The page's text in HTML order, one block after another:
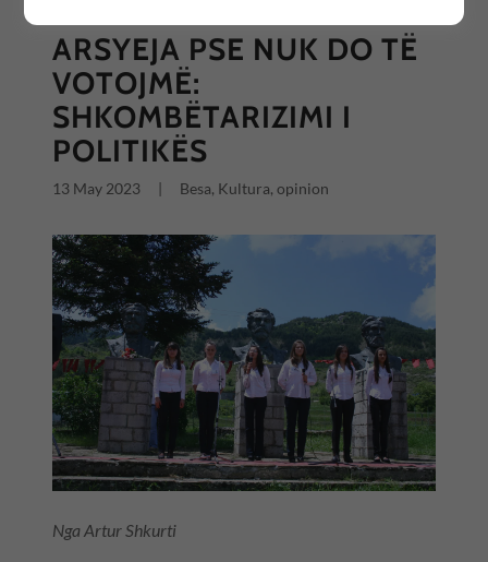
ARSYEJA PSE NUK DO TË
VOTOJMË:
SHKOMBËTARIZIMI I
POLITIKËS
13 May 2023 Besa, Kultura, opinion
Nga Artur Shkurti